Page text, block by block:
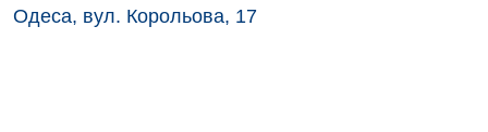
Для дорослих
Офтальмологічне відділення
Українська
Одеса, вул. Корольова, 17